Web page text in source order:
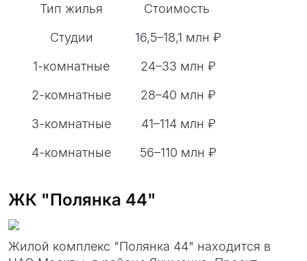
Тип жилья
Стоимость
Студии
16,5–18,1 млн ₽
1-комнатные
24–33 млн ₽
2-комнатные
28–40 млн ₽
3-комнатные
41–114 млн ₽
4-комнатные
56–110 млн ₽
ЖК "Полянка 44"
Жилой комплекс "Полянка 44" находится в